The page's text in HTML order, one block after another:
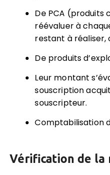
De PCA (produits
réévaluer à
restant à réaliser,
De produits
Leur montant
souscription
souscripteur.
Comptabilisation
Vérification de la